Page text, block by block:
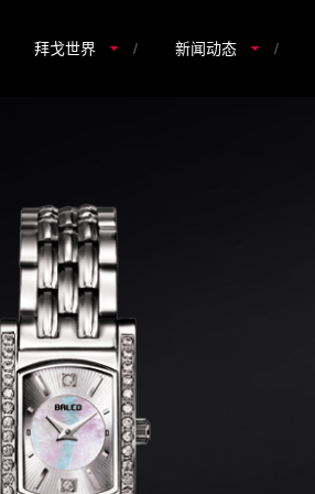
拜戈世界 / 新闻动态 /